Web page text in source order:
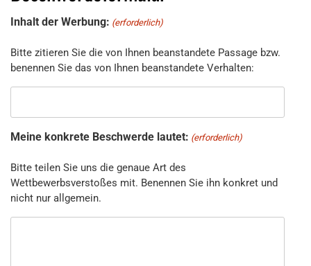
Inhalt der Werbung: (erforderlich)
Bitte zitieren Sie die von Ihnen beanstandete Passage bzw.
benennen Sie das von Ihnen beanstandete Verhalten:
Meine konkrete Beschwerde lautet: (erforderlich)
Bitte teilen Sie uns die genaue Art des
Wettbewerbsverstoßes mit. Benennen Sie ihn konkret und
nicht nur allgemein.